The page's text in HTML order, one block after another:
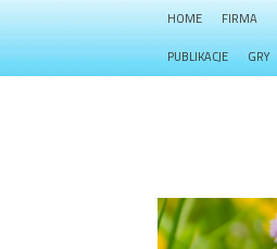
HOME FIRMA
PUBLIKACJE GRY